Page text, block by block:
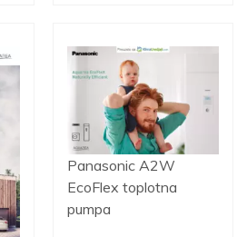
Panasonic A2W
EcoFlex toplotna
pumpa